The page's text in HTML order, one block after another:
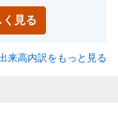
見る
来高内訳をもっと見る